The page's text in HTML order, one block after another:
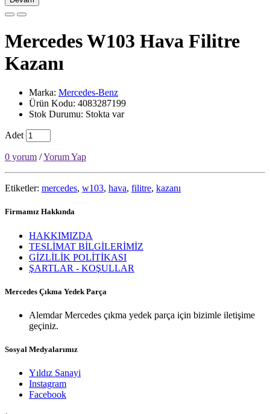
Mercedes W103 Hava Filitre
Kazanı
Marka: Mercedes-Benz
Ürün Kodu: 4083287199
Stok Durumu: Stokta var
Adet
0 yorum /Yorum Yap
Etiketler: mercedes, w103, hava, filitre, kazanı
Firmamız Hakkında
HAKKIMIZDA
TESLİMAT BİLGİLERİMİZ
GİZLİLİK POLİTİKASI
ŞARTLAR - KOŞULLAR
Mercedes Çıkma Yedek Parça
Alemdar Mercedes çıkma yedek parça için bizimle iletişime
geçiniz.
Sosyal Medyalarımız
Yıldız Sanayi
Instagram
Facebook